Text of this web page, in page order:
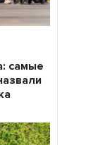
самые